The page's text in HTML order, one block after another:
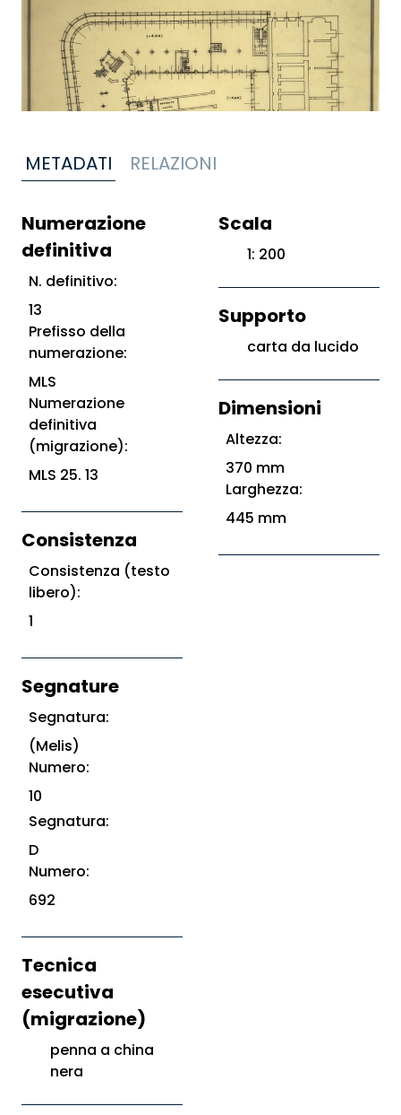
METADATI RELAZIONI
Numerazione
definitiva
N. definitivo:
13
Prefisso della
numerazione:
MLS
Numerazione
definitiva
(migrazione):
MLS 25. 13
Consistenza
Consistenza (testo
libero):
1
Segnature
Segnatura:
(Melis)
Numero:
10
Segnatura:
D
Numero:
692
Tecnica
esecutiva
(migrazione)
penna a china
nera
Scala
1: 200
Supporto
carta da lucido
Dimensioni
Altezza:
370 mm
Larghezza:
445 mm